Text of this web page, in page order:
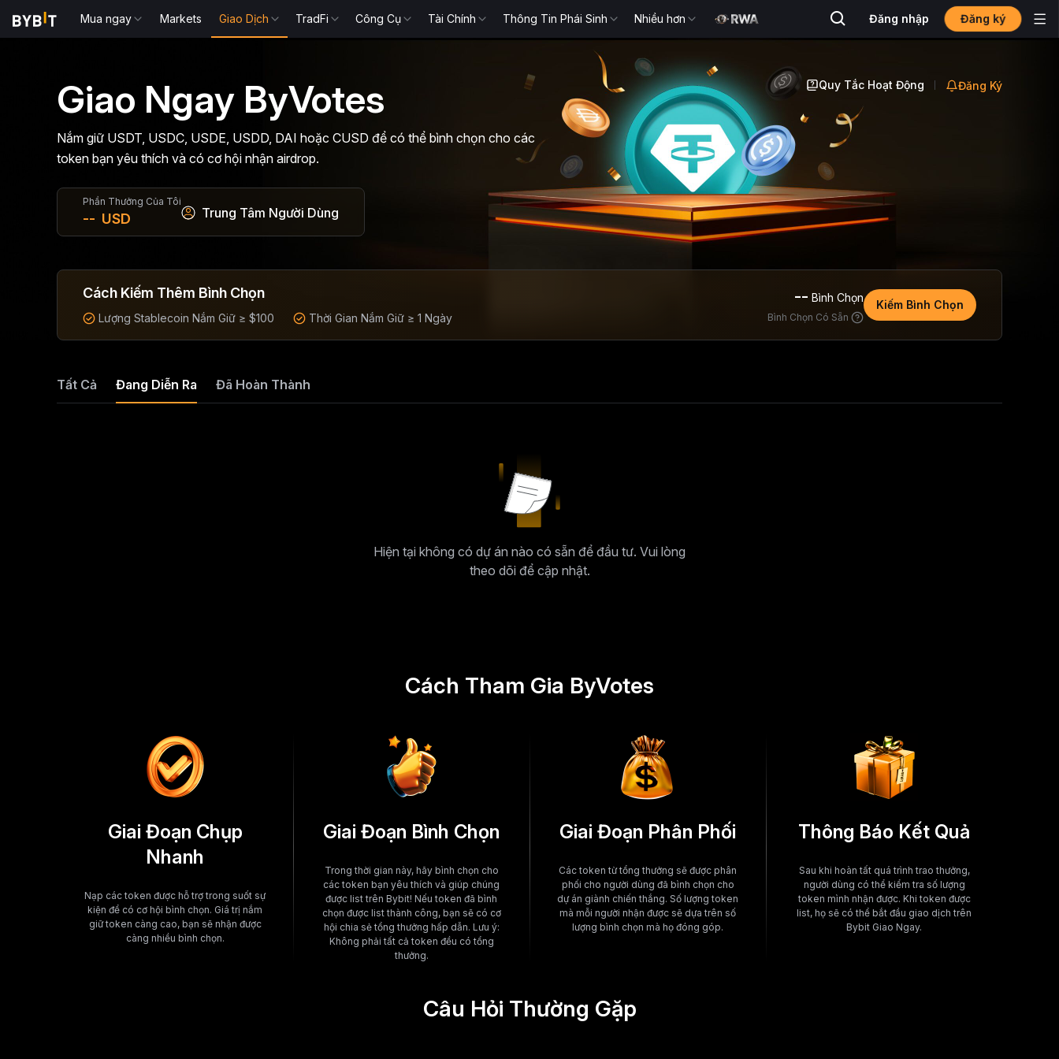
Mua ngay Markets Giao Dịch TradFi Công Cụ Tài Chính Thông Tin Phái Sinh Nhiều hơn Đăng nhập Đăng ký
Giao Ngay ByVotes
Nắm giữ USDT, USDC, USDE, USDD, DAI hoặc CUSD để có thể bình chọn cho các
token bạn yêu thích và có cơ hội nhận airdrop.
Phần Thưởng Của Tôi
-- USD Trung Tâm Người Dùng
Cách Kiếm Thêm Bình Chọn
Lượng Stablecoin Nắm Giữ ≥ $100 Thời Gian Nắm Giữ ≥ 1 Ngày
-- Bình Chọn
Bình Chọn Có Sẵn
Kiếm Bình Chọn
Quy Tắc Hoạt Động Đăng Ký
Tất Cả Đang Diễn Ra Đã Hoàn Thành
Hiện tại không có dự án nào có sẵn để đầu tư. Vui lòng
theo dõi để cập nhật.
Cách Tham Gia ByVotes
Giai Đoạn Chụp
Nhanh
Nạp các token được hỗ trợ trong suốt sự
kiện để có cơ hội bình chọn. Giá trị nắm
giữ token càng cao, bạn sẽ nhận được
càng nhiều bình chọn.
Giai Đoạn Bình Chọn
Trong thời gian này, hãy bình chọn cho
các token bạn yêu thích và giúp chúng
được list trên Bybit! Nếu token đã bình
chọn được list thành công, bạn sẽ có cơ
hội chia sẻ tổng thưởng hấp dẫn. Lưu ý:
Không phải tất cả token đều có tổng
thưởng.
Giai Đoạn Phân Phối
Các token từ tổng thưởng sẽ được phân
phối cho người dùng đã bình chọn cho
dự án giành chiến thắng. Số lượng token
mà mỗi người nhận được sẽ dựa trên số
lượng bình chọn mà họ đóng góp.
Thông Báo Kết Quả
Sau khi hoàn tất quá trình trao thưởng,
người dùng có thể kiểm tra số lượng
token mình nhận được. Khi token được
list, họ sẽ có thể bắt đầu giao dịch trên
Bybit Giao Ngay.
Câu Hỏi Thường Gặp